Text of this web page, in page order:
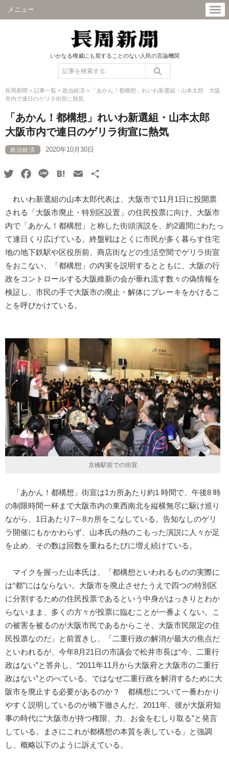
メニュー
いかなる権威にも屈することのない人民の言論機関
長周新聞 > 記事一覧 > 政治経済 >
「あかん！都構想」れいわ新選組・山本太郎 大阪
市内で連日のゲリラ街宣に熱気
「あかん！都構想」れいわ新選組・山本太郎
大阪市内で連日のゲリラ街宣に熱気
政治経済 2020年10月30日
TwitterFacebook
Line HatenaEmail
れいわ新選組の山本太郎代表は、大阪市で11月1日に投開票
される「大阪市廃止・特別区設置」の住民投票に向け、大阪市
内で「あかん！都構想」と称した街頭演説を、約2週間にわたっ
て連日くり広げている。終盤戦はとくに市民が多く暮らす住宅
地の地下鉄駅や区役所前、商店街などの生活空間でゲリラ街宣
をおこない、「都構想」の内実を説明するとともに、大阪の行
政をコントロールする大阪維新の会が垂れ流す数々の偽情報を
検証し、市民の手で大阪市の廃止・解体にブレーキをかけるこ
とを呼びかけている。
京橋駅前での街宣
「あかん！都構想」街宣は1カ所あたり約1 時間で、午後8 時
の制限時間一杯まで大阪市内の東西南北を縦横無尽に駆け巡り
ながら、1日あたり7～8カ所をこなしている。告知なしのゲリ
ラ開催にもかかわらず、山本氏の熱のこもった演説に人々が足
を止め、その数は回数を重ねるたびに増え続けている。
マイクを握った山本氏は、「都構想といわれるものの実際に
は“都”にはならない。大阪市を廃止させたうえで四つの特別区
に分割するための住民投票であるという中身がはっきりとわか
らないまま、多くの方々が投票に臨むことが一番よくない。こ
の被害を被るのが大阪市民であるからこそ、大阪市民限定の住
民投票なのだ」と前置きし、「二重行政の解消が最大の焦点だ
といわれるが、今年8月21日の市議会で松井市長は“今、二重行
政はない”と答弁し、“2011年11月から大阪府と大阪市の二重行
政はない”とのべている。ではなぜ二重行政を解消するために大
阪市を廃止する必要があるのか？ 都構想について一番わかり
やすく説明しているのが橋下徹さんだ。2011年、彼が大阪府知
事の時代に“大阪市が持つ権限、力、お金をむしり取る”と発言
している。まさにこれが都構想の本質を表している」と強調
し、概略以下のように訴えている。